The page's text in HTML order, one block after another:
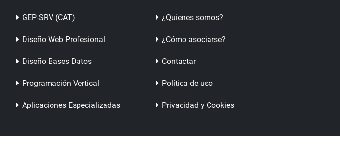
GEP-SRV (CAT)
Diseño Web Profesional
Diseño Bases Datos
Programación Vertical
Aplicaciones Especializadas
¿Quienes somos?
¿Cómo asociarse?
Contactar
Política de uso
Privacidad y Cookies